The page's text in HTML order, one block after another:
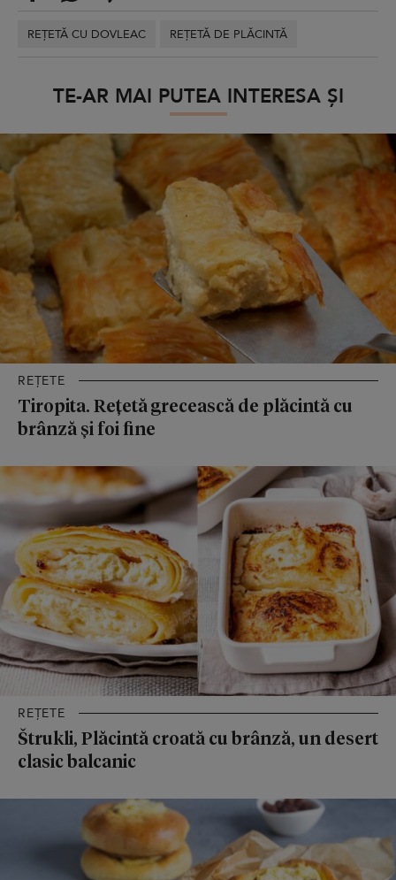
REȚETĂ CU DOVLEAC REȚETĂ DE PLĂCINTĂ
TE-AR MAI PUTEA INTERESA ȘI
REȚETE
Tiropita. Rețetă grecească de plăcintă cu
brânză și foi fine
REȚETE
Štrukli, Plăcintă croată cu brânză, un desert
clasic balcanic